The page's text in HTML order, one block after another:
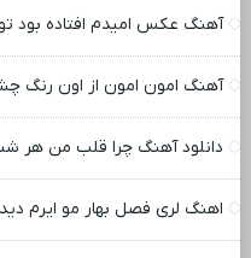
آهنگ عکس امیدم افتاده بود
آهنگ امون امون از اون رنگ
دانلود آهنگ چرا قلب من هر
اهنگ لری فصل بهار مو ایرم